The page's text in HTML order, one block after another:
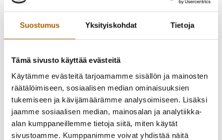
Suostumus Yksityiskohdat Tietoja
Tämä sivusto käyttää evästeitä
Käytämme evästeitä tarjoamamme sisällön ja mainosten
räätälöimiseen, sosiaalisen median ominaisuuksien
tukemiseen ja kävijämäärämme analysoimiseen. Lisäksi
jaamme sosiaalisen median, mainosalan ja analytiikka-
alan kumppaneillemme tietoja siitä, miten käytät
sivustoamme. Kumppanimme voivat yhdistää näitä
Pohjois-Pohjanmaan hyvinvointialue Pohteelle 1.1.2023
alkaen.Tavoitat kuitenkin paikalliset sosiaali- ja
paikallisia puhelinnumeroita ja muita yhteystietoja kuin
tähänkin saakka .
Kaikki paikalliset sote-palveluiden yhteystiedot, kuten
Tyrnävän terveyskeskuksen, ikäihmisten palveluiden, suun
terveydenhuollon, sosiaalipalveluiden ja muiden sote-
palveluiden, säilyvät siis toistaiseksi samoina.